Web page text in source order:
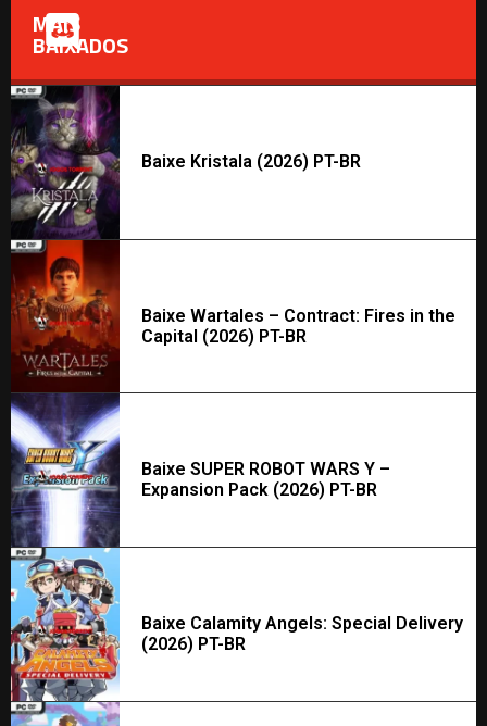
MAIS
BAIXADOS
Baixe Kristala (2026) PT-BR
Baixe Wartales – Contract: Fires in the
Capital (2026) PT-BR
Baixe SUPER ROBOT WARS Y –
Expansion Pack (2026) PT-BR
Baixe Calamity Angels: Special Delivery
(2026) PT-BR